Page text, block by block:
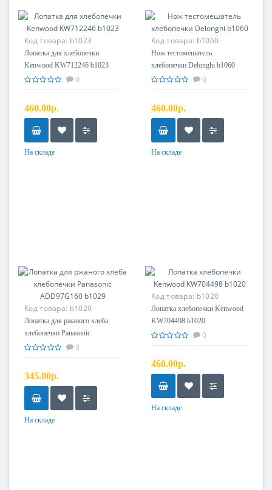
Код товара: b1023
Лопатка для хлебопечки
Kenwood KW712246 b1023
0
460.00р.
На складе
Код товара: b1060
Нож тестомешатель
хлебопечки Delonghi b1060
0
460.00р.
На складе
Код товара: b1029
Лопатка для ржаного хлеба
хлебопечки Panasonic
ADD97G160 b1029
0
345.00р.
На складе
Код товара: b1020
Лопатка хлебопечки Kenwood
KW704498 b1020
0
460.00р.
На складе